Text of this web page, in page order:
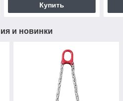
Купить
и новинки